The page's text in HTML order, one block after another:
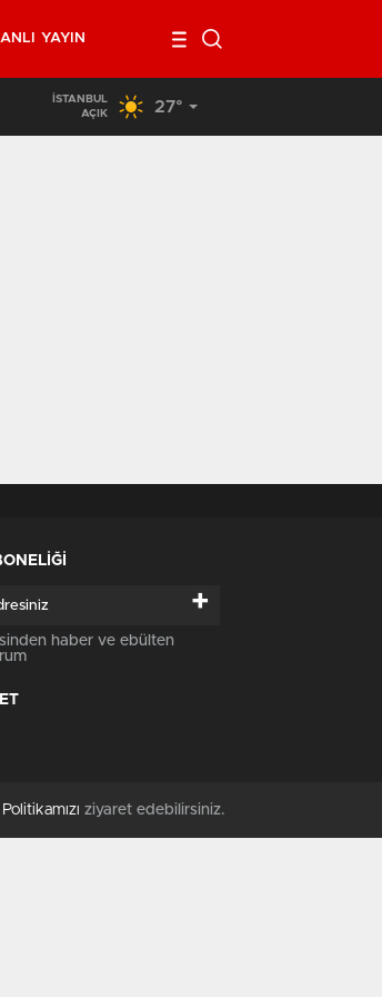
YAYIN
Belçika’da kendi minibüsünün altında kalan 40
İSTANBUL
AÇIK
27°
+
haber ve ebülten
ziyaret edebilirsiniz.